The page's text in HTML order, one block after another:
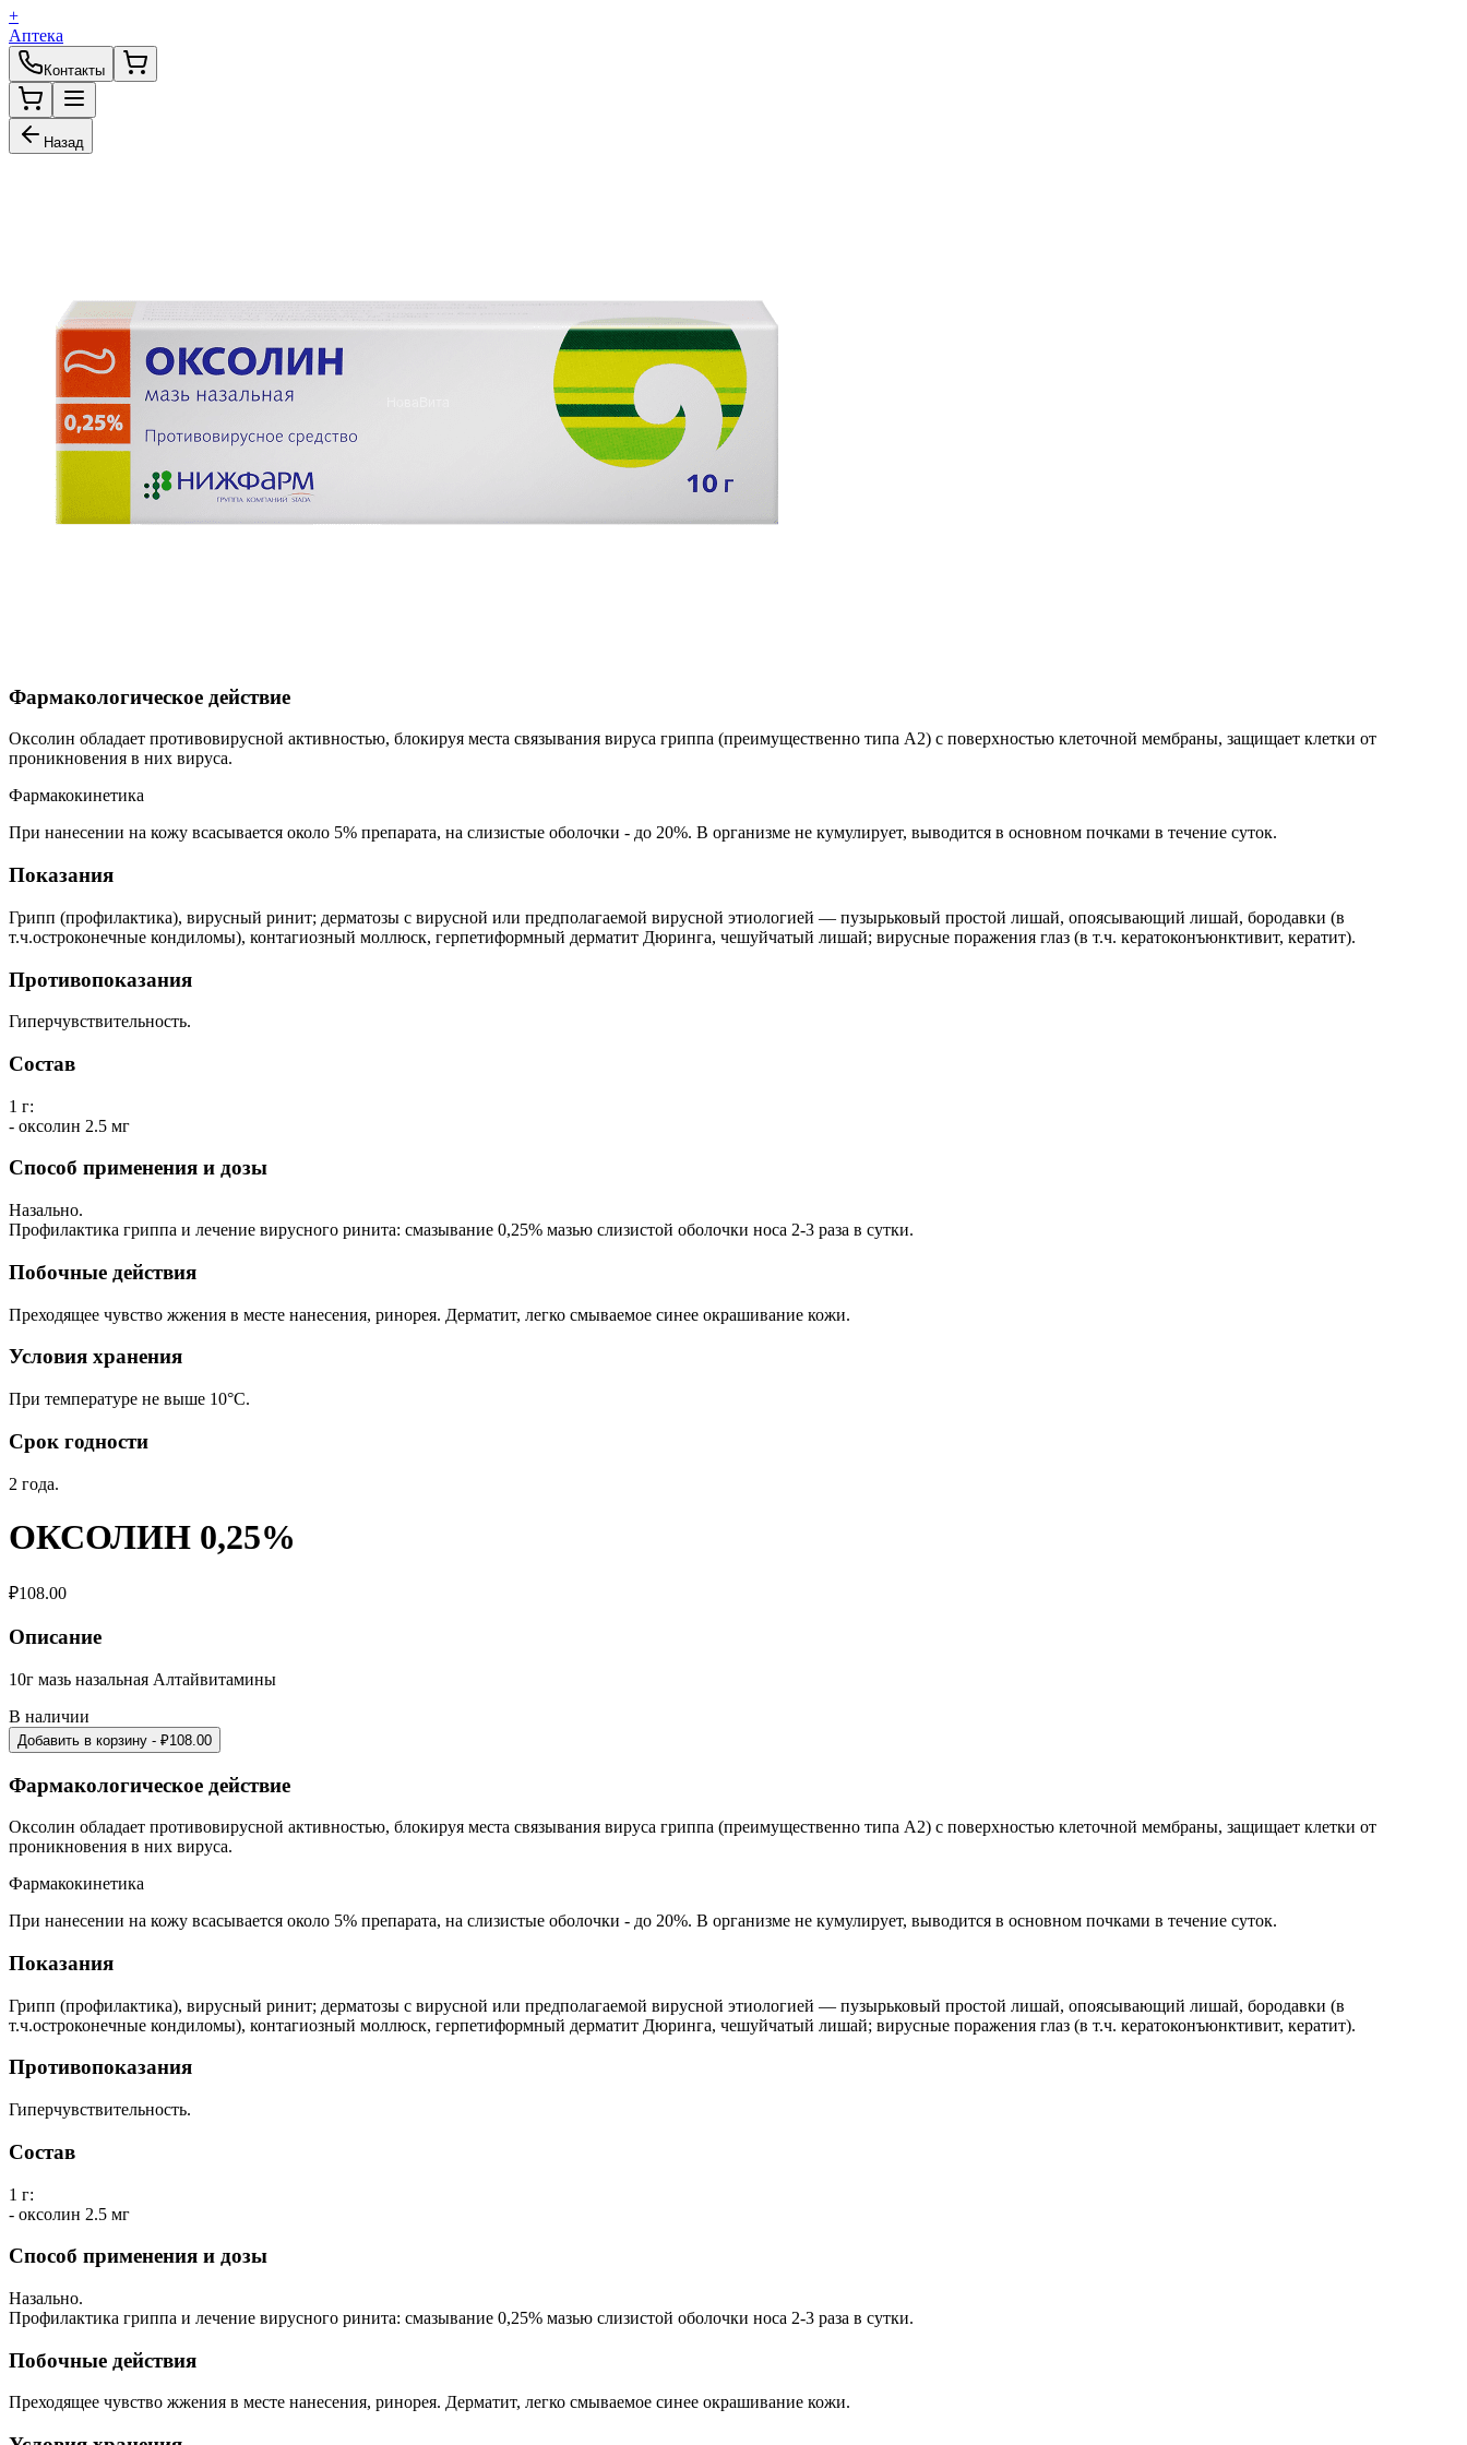
+
Аптека
Контакты
Назад
Фармакологическое действие
Оксолин обладает противовирусной активностью, блокируя места связывания вируса гриппа (преимущественно типа А2) с поверхностью клеточной мембраны, защищает клетки от
проникновения в них вируса.
Фармакокинетика
При нанесении на кожу всасывается около 5% препарата, на слизистые оболочки - до 20%. В организме не кумулирует, выводится в основном почками в течение суток.
Показания
Грипп (профилактика), вирусный ринит; дерматозы с вирусной или предполагаемой вирусной этиологией — пузырьковый простой лишай, опоясывающий лишай, бородавки (в
т.ч.остроконечные кондиломы), контагиозный моллюск, герпетиформный дерматит Дюринга, чешуйчатый лишай; вирусные поражения глаз (в т.ч. кератоконъюнктивит, кератит).
Противопоказания
Гиперчувствительность.
Состав
1 г:
- оксолин 2.5 мг
Способ применения и дозы
Назально.
Профилактика гриппа и лечение вирусного ринита: смазывание 0,25% мазью слизистой оболочки носа 2-3 раза в сутки.
Побочные действия
Преходящее чувство жжения в месте нанесения, ринорея. Дерматит, легко смываемое синее окрашивание кожи.
Условия хранения
При температуре не выше 10°С.
Срок годности
2 года.
ОКСОЛИН 0,25%
₽108.00
Описание
10г мазь назальная Алтайвитамины
В наличии
Добавить в корзину - ₽108.00
Фармакологическое действие
Оксолин обладает противовирусной активностью, блокируя места связывания вируса гриппа (преимущественно типа А2) с поверхностью клеточной мембраны, защищает клетки от
проникновения в них вируса.
Фармакокинетика
При нанесении на кожу всасывается около 5% препарата, на слизистые оболочки - до 20%. В организме не кумулирует, выводится в основном почками в течение суток.
Показания
Грипп (профилактика), вирусный ринит; дерматозы с вирусной или предполагаемой вирусной этиологией — пузырьковый простой лишай, опоясывающий лишай, бородавки (в
т.ч.остроконечные кондиломы), контагиозный моллюск, герпетиформный дерматит Дюринга, чешуйчатый лишай; вирусные поражения глаз (в т.ч. кератоконъюнктивит, кератит).
Противопоказания
Гиперчувствительность.
Состав
1 г:
- оксолин 2.5 мг
Способ применения и дозы
Назально.
Профилактика гриппа и лечение вирусного ринита: смазывание 0,25% мазью слизистой оболочки носа 2-3 раза в сутки.
Побочные действия
Преходящее чувство жжения в месте нанесения, ринорея. Дерматит, легко смываемое синее окрашивание кожи.